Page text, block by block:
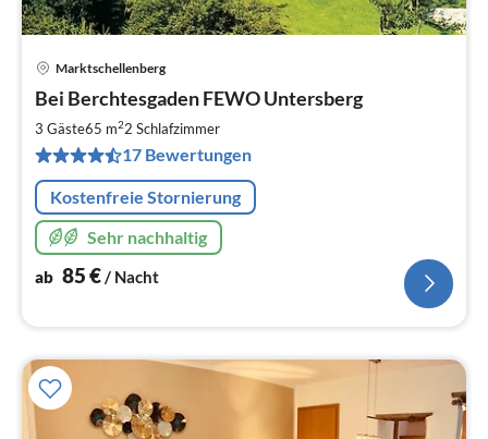
Marktschellenberg
Bei Berchtesgaden FEWO Untersberg
3 Gäste65 m22 Schlafzimmer
17 Bewertungen
Kostenfreie Stornierung
Sehr nachhaltig
ab 85€/ Nacht